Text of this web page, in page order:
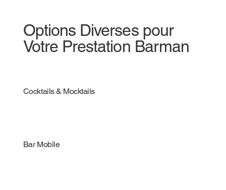
Options Diverses pour
Votre Prestation Barman
Cocktails & Mocktails
Bar Mobile